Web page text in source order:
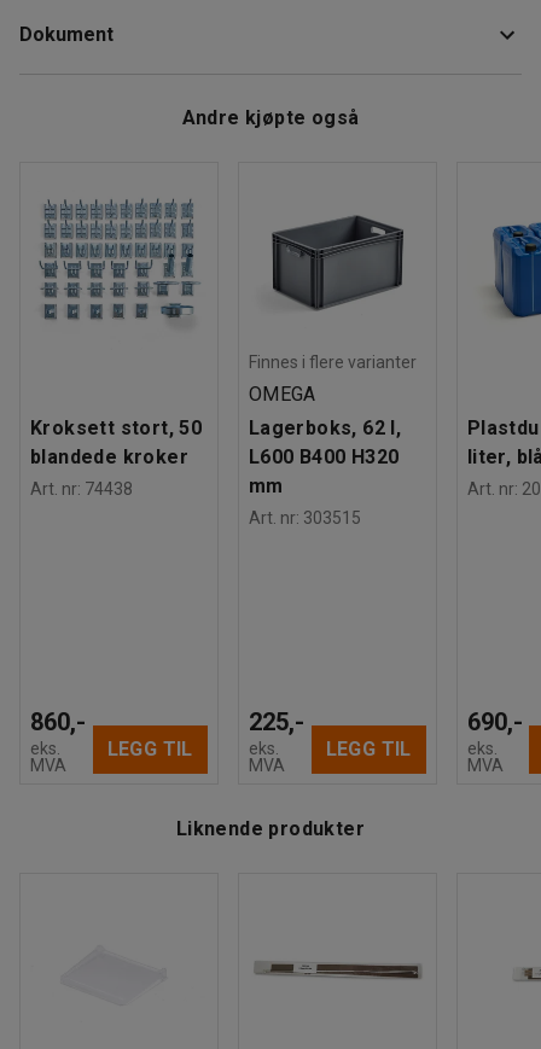
Dokument
Andre kjøpte også
Kroksett stort, 50
blandede kroker
Art. nr: 74438
860,-
eks.
MVA
LEGG TIL
Finnes i flere varianter
OMEGA
Lagerboks, 62 l,
L600 B400 H320
mm
Art. nr: 303515
225,-
eks.
MVA
LEGG TIL
liter,
Art. nr:
690,-
eks.
MVA
Liknende produkter